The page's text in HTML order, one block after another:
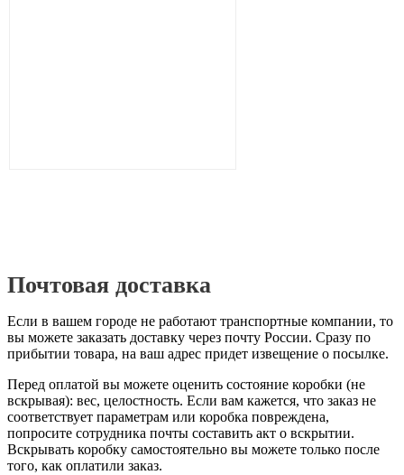
Почтовая доставка
Если в вашем городе не работают транспортные компании, то
вы можете заказать доставку через почту России. Сразу по
прибытии товара, на ваш адрес придет извещение о посылке.
Перед оплатой вы можете оценить состояние коробки (не
вскрывая): вес, целостность. Если вам кажется, что заказ не
соответствует параметрам или коробка повреждена,
попросите сотрудника почты составить акт о вскрытии.
Вскрывать коробку самостоятельно вы можете только после
того, как оплатили заказ.